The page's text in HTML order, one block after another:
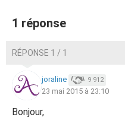
1 réponse
RÉPONSE 1 / 1
joraline 9 912
23 mai 2015 à 23:10
Bonjour,